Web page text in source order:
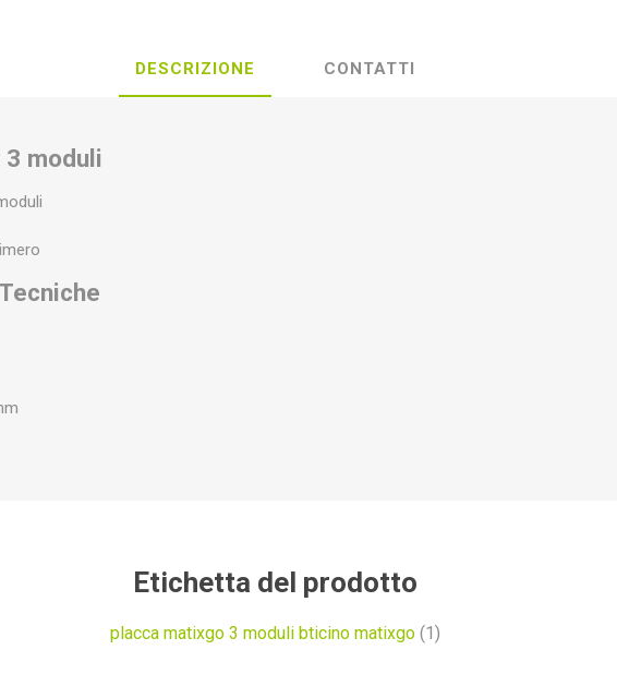
DESCRIZIONE CONTATTI
3 moduli
Etichetta del prodotto
placca matixgo 3 moduli bticino matixgo (1)